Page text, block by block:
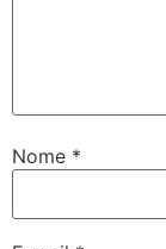
Nome *